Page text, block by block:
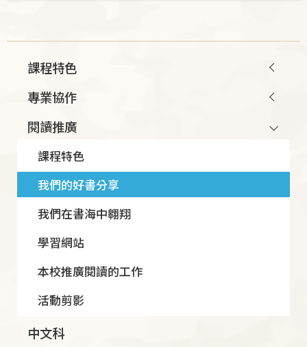
navigation
課程特色
專業協作
閱讀推廣
課程特色
我們的好書分享
我們在書海中翱翔
學習網站
本校推廣閱讀的工作
活動剪影
中文科